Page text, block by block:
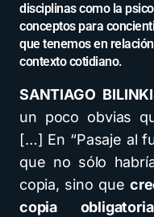
disciplinas como la
conceptos para
que tenemos en
contexto cotidiano.
SANTIAGO
un poco obvias
[…] En “Pasaje al
que no sólo
copia, sino que
copia obligatoria